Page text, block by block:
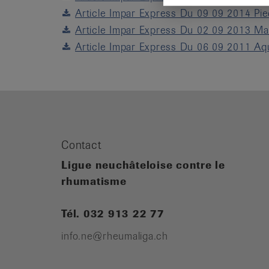
Article Impar Express Du 09 09 2014
Article Impar Express Du 02 09 2013
Article Impar Express Du 06 09 2011
Contact
Ligue neuchâteloise contre le
rhumatisme
Tél. 032 913 22 77
info.ne@rheumaliga.ch